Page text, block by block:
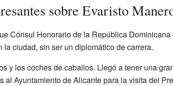
sobre Evaristo
Cónsul Honorario de la República
ciudad, sin ser un diplomático de carrera.
y los coches de caballos. Llegó a tener una
al Ayuntamiento de Alicante para la visita del